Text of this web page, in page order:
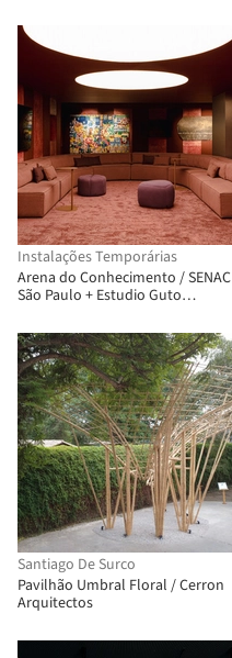
Instalações Temporárias
Arena do Conhecimento / SENAC
São Paulo + Estudio Guto
Santiago De Surco
Pavilhão Umbral Floral / Cerron
Arquitectos